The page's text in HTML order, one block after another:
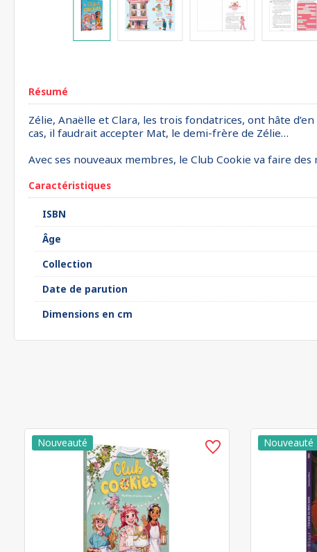
Résumé
Zélie, Anaëlle et Clara, les trois fondatrices, ont hâte
cas, il faudrait accepter Mat, le demi-frère de Zélie…
Avec ses nouveaux membres, le Club Cookie va faire des
Caractéristiques
ISBN
Âge
Collection
Date de parution
Dimensions en cm